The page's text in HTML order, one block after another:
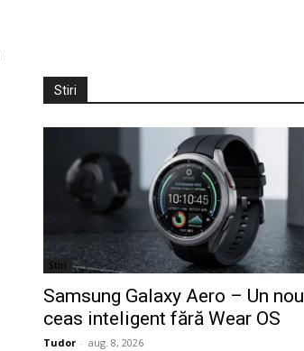
Stiri
Stiri
Samsung Galaxy Aero – Un nou
ceas inteligent fără Wear OS
Tudor - aug. 8, 2026